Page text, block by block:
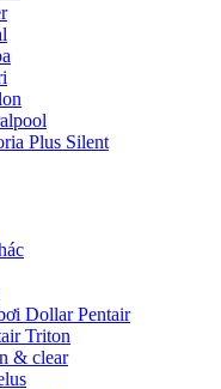
Plus Silent
Dollar Pentair
Triton
& clear